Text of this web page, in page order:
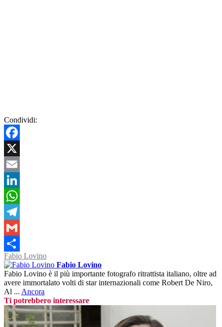
Condividi:
Facebook
X
Email
LinkedIn
WhatsApp
Telegram
Gmail
Condividi
Fabio Lovino
Fabio Lovino
Fabio Lovino è il più importante fotografo ritrattista italiano, oltre ad
avere immortalato volti di star internazionali come Robert De Niro,
Al ... Ancora
Ti potrebbero interessare